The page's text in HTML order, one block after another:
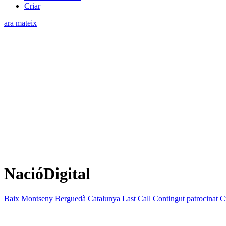
Criar
ara mateix
NacióDigital
Baix Montseny Berguedà Catalunya Last Call Contingut patrocinat